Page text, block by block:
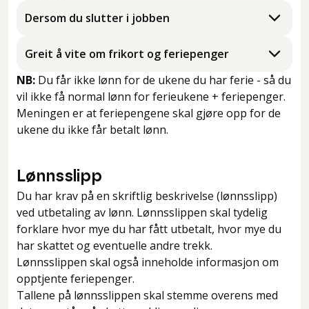
Dersom du slutter i jobben
Greit å vite om frikort og feriepenger
NB: Du får ikke lønn for de ukene du har ferie - så du
vil ikke få normal lønn for ferieukene + feriepenger.
Meningen er at feriepengene skal gjøre opp for de
ukene du ikke får betalt lønn.
Lønnsslipp
Du har krav på en skriftlig beskrivelse (lønnsslipp)
ved utbetaling av lønn. Lønnsslippen skal tydelig
forklare hvor mye du har fått utbetalt, hvor mye du
har skattet og eventuelle andre trekk.
Lønnsslippen skal også inneholde informasjon om
opptjente feriepenger.
Tallene på lønnsslippen skal stemme overens med